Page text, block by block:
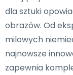
dla sztuki
obrazów. Od
milowych
najnowsze
zapewnia